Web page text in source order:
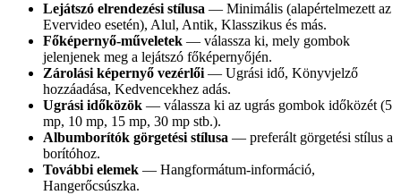
Lejátszó elrendezési stílusa — Minimális (alapértelmezett az
Evervideo esetén), Alul, Antik, Klasszikus és más.
Főképernyő-műveletek — válassza ki, mely gombok
jelenjenek meg a lejátszó főképernyőjén.
Zárolási képernyő vezérlői — Ugrási idő, Könyvjelző
hozzáadása, Kedvencekhez adás.
Ugrási időközök — válassza ki az ugrás gombok időközét (5
mp, 10 mp, 15 mp, 30 mp stb.).
Albumborítók görgetési stílusa — preferált görgetési stílus a
borítóhoz.
További elemek — Hangformátum-információ,
Hangerőcsúszka.